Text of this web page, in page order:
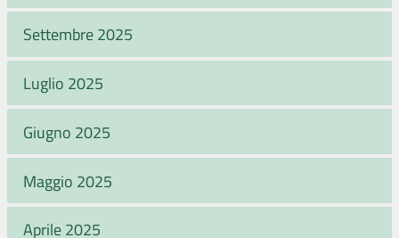
Settembre 2025
Luglio 2025
Giugno 2025
Maggio 2025
Aprile 2025